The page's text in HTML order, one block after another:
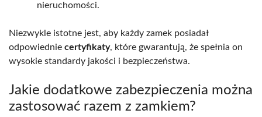
nieruchomości.
Niezwykle istotne jest, aby każdy zamek posiadał
odpowiednie certyfikaty, które gwarantują, że spełnia on
wysokie standardy jakości i bezpieczeństwa.
Jakie dodatkowe zabezpieczenia można
zastosować razem z zamkiem?